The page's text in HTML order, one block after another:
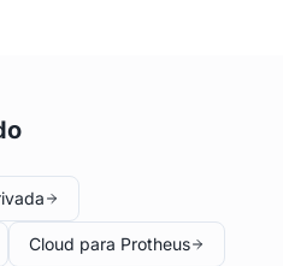
Cloud para Protheus